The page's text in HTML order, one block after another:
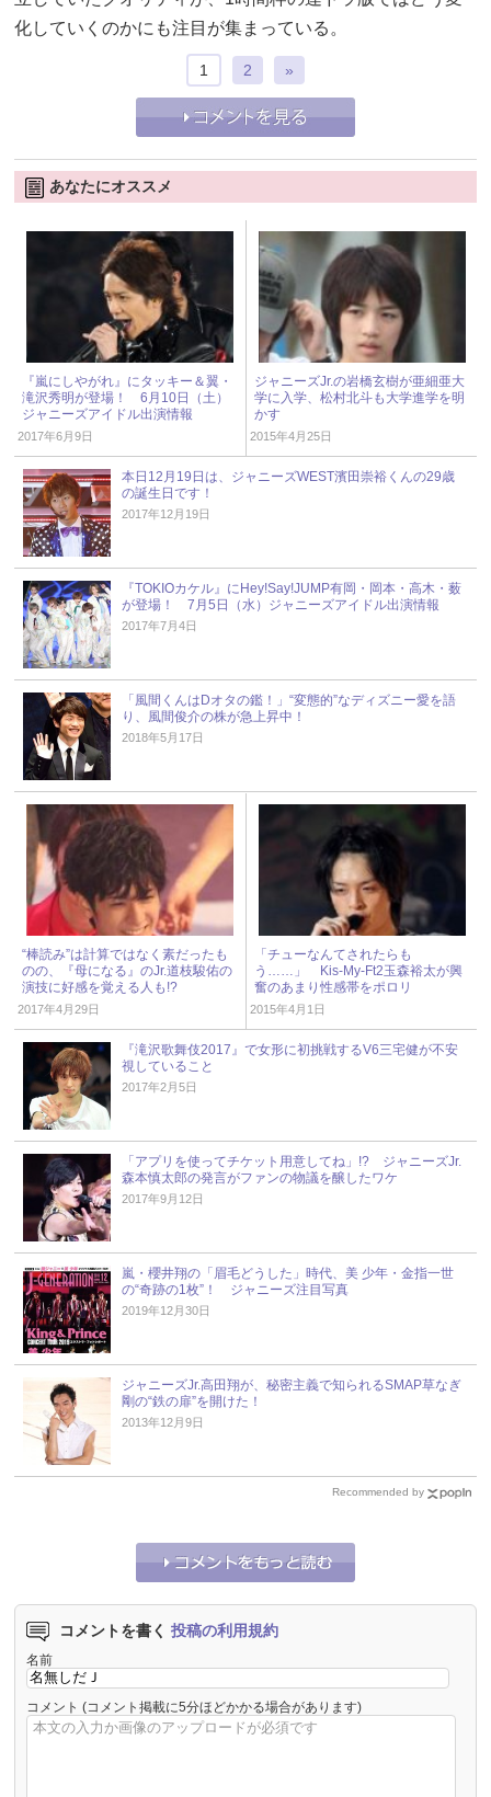
化していくのかにも注目が集まっている。
1 2 »
あなたにオススメ
『嵐にしやがれ』にタッキー＆翼・
滝沢秀明が登場！ 6月10日（土）
ジャニーズアイドル出演情報
2017年6月9日
ジャニーズJr.の岩橋玄樹が亜細亜大
学に入学、松村北斗も大学進学を明
かす
2015年4月25日
本日12月19日は、ジャニーズWEST濱田崇裕くんの29歳
の誕生日です！
2017年12月19日
『TOKIOカケル』にHey!Say!JUMP有岡・岡本・高木・薮
が登場！ 7月5日（水）ジャニーズアイドル出演情報
2017年7月4日
「風間くんはDオタの鑑！」“変態的”なディズニー愛を語
り、風間俊介の株が急上昇中！
2018年5月17日
“棒読み”は計算ではなく素だったも
のの、『母になる』のJr.道枝駿佑の
演技に好感を覚える人も!?
2017年4月29日
「チューなんてされたらも
う……」 Kis-My-Ft2玉森裕太が興
奮のあまり性感帯をポロリ
2015年4月1日
『滝沢歌舞伎2017』で女形に初挑戦するV6三宅健が不安
視していること
2017年2月5日
「アプリを使ってチケット用意してね」!? ジャニーズJr.
森本慎太郎の発言がファンの物議を醸したワケ
2017年9月12日
嵐・櫻井翔の「眉毛どうした」時代、美 少年・金指一世
の“奇跡の1枚”！ ジャニーズ注目写真
2019年12月30日
ジャニーズJr.高田翔が、秘密主義で知られるSMAP草なぎ
剛の“鉄の扉”を開けた！
2013年12月9日
Recommended by
コメントを書く 投稿の利用規約
名前
コメント (コメント掲載に5分ほどかかる場合があります)